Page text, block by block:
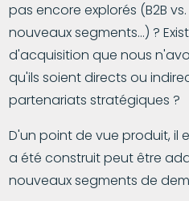
pas encore explorés (B2B
nouveaux segments...) ?
d'acquisition que nous
qu'ils soient directs ou
partenariats stratégiques ?
D'un point de vue produit, il
a été construit peut être
nouveaux segments de